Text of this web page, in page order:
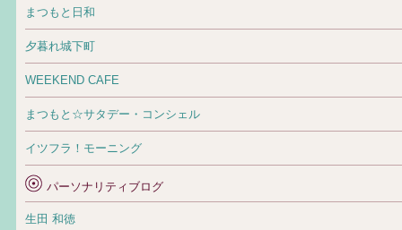
まつもと日和
夕暮れ城下町
WEEKEND CAFE
まつもと☆サタデー・コンシェル
イツフラ！モーニング
パーソナリティブログ
生田 和徳